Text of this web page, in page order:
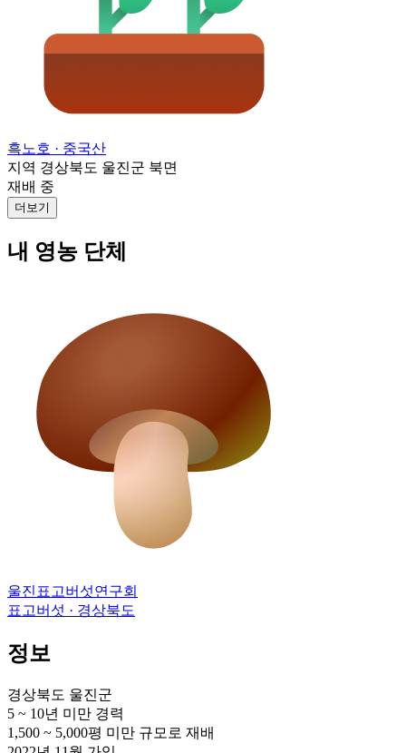
흑노호 · 중국산
지역 경상북도 울진군 북면
재배 중
더보기
내 영농 단체
울진표고버섯연구회
표고버섯 · 경상북도
정보
경상북도 울진군
5 ~ 10년 미만 경력
1,500 ~ 5,000평 미만 규모로 재배